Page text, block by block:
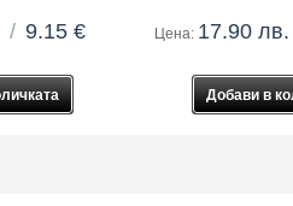
/ 9.15 € Цена: 17.90 лв.